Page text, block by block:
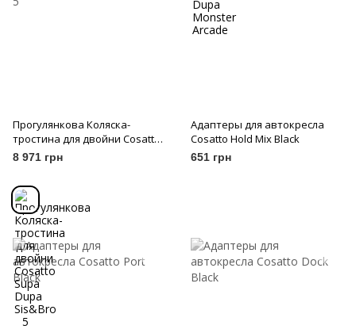
Прогулянкова Коляска-
тростина для двойни Cosatto
Supa Dupa Sis&Bro 5
8 971 грн
Адаптеры для автокресла
Cosatto Hold Mix Black
651 грн